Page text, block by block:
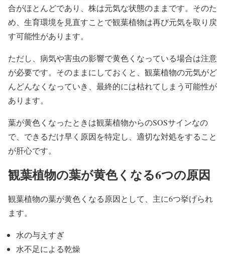
合がほとんどであり、株は元気な状態のままです。そのた
め、生育環境を見直すことで観葉植物は再び元気を取り戻
す可能性があります。
ただし、病気や害虫の影響で黄色くなっている場合は注意
が必要です。そのままにしておくと、観葉植物の元気がど
んどんなくなっていき、最終的には枯れてしまう可能性が
あります。
葉が黄色くなったときは観葉植物からのSOSサインなの
で、できるだけ早く原因を特定し、適切な対処をすること
が肝心です。
観葉植物の葉が黄色くなる6つの原因
観葉植物の葉が黄色くなる原因として、主に6つ挙げられ
ます。
水の与えすぎ
水不足による乾燥